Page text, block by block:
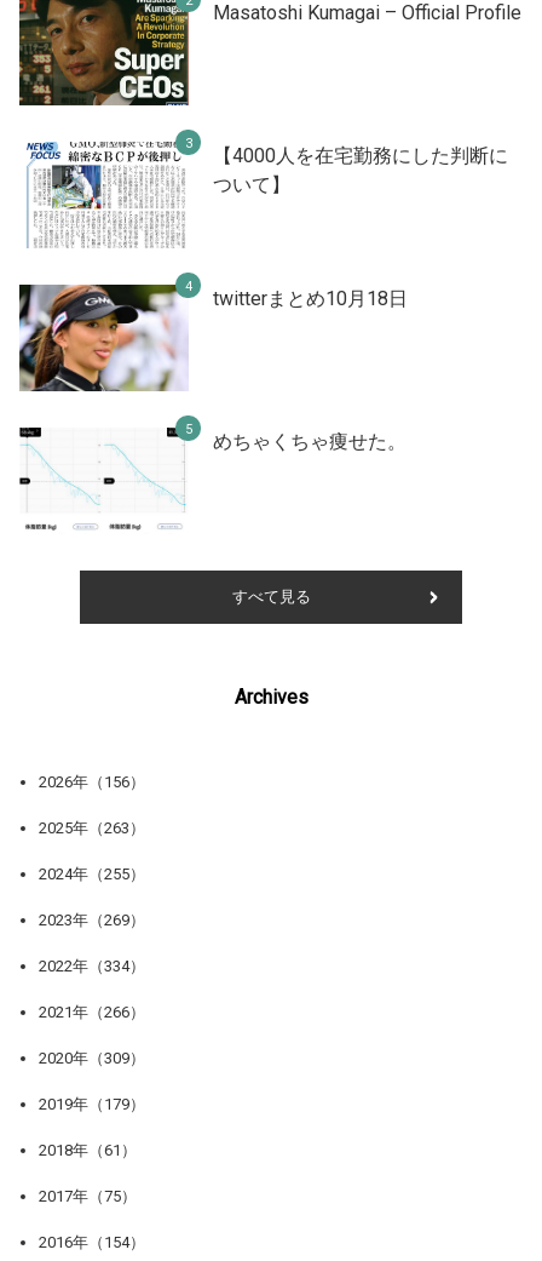
Masatoshi Kumagai – Official Profile
【4000人を在宅勤務にした判断に
ついて】
twitterまとめ10月18日
めちゃくちゃ痩せた。
すべて見る
Archives
2026年（156）
2025年（263）
2024年（255）
2023年（269）
2022年（334）
2021年（266）
2020年（309）
2019年（179）
2018年（61）
2017年（75）
2016年（154）